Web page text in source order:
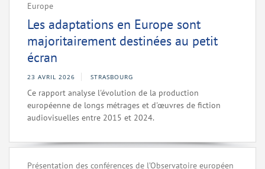
Europe
Les adaptations en Europe sont
majoritairement destinées au petit
écran
23 AVRIL 2026 STRASBOURG
Ce rapport analyse l'évolution de la production
européenne de longs métrages et d'œuvres de fiction
audiovisuelles entre 2015 et 2024.
Présentation des conférences de l’Observatoire européen